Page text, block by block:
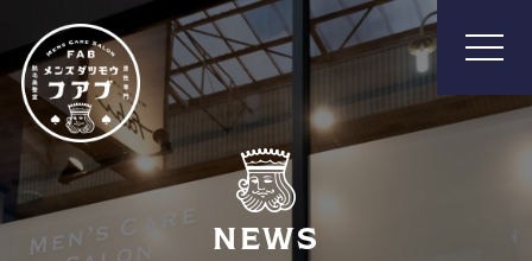
メンズ脱毛【Fab】
NEWS